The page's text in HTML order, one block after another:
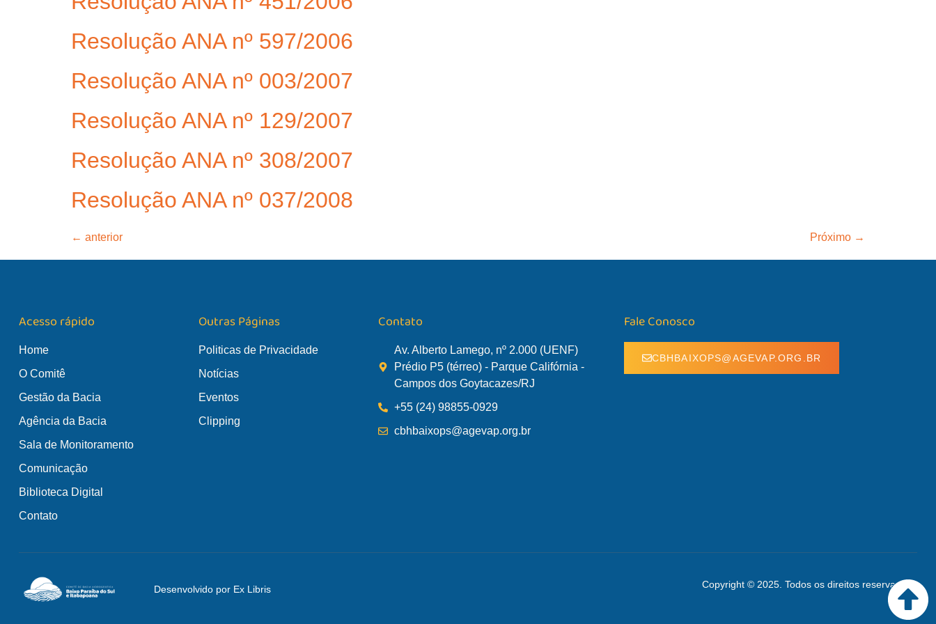
Resolução ANA nº 597/2006
Resolução ANA nº 003/2007
Resolução ANA nº 129/2007
Resolução ANA nº 308/2007
Resolução ANA nº 037/2008
← anterior Próximo →
Acesso rápido
Home
O Comitê
Gestão da Bacia
Agência da Bacia
Sala de Monitoramento
Comunicação
Biblioteca Digital
Contato
Outras Páginas
Politicas de Privacidade
Notícias
Eventos
Clipping
Contato
Av. Alberto Lamego, nº 2.000 (UENF)
Prédio P5 (térreo) - Parque Califórnia -
Campos dos Goytacazes/RJ
+55 (24) 98855-0929
cbhbaixops@agevap.org.br
Fale Conosco
CBHBAIXOPS@AGEVAP.ORG.BR
Desenvolvido por Ex Libris Copyright © 2025. Todos os direitos reservados.